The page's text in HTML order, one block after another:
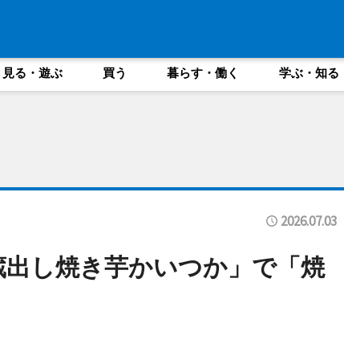
見る・遊ぶ 買う 暮らす・働く 学ぶ・知る
2026.07.03
し焼き芋かいつか」で「焼